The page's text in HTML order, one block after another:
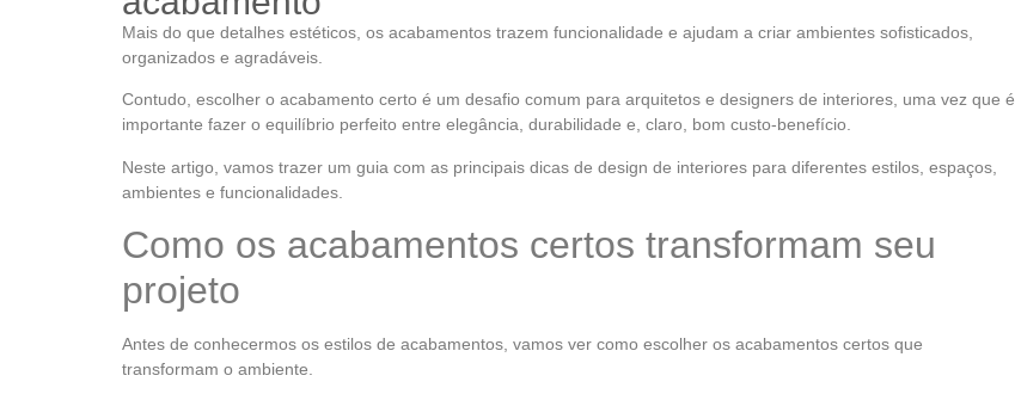
Mais do que detalhes estéticos, os acabamentos trazem funcionalidade e ajudam a criar ambientes sofisticados,
organizados e agradáveis.
Contudo, escolher o acabamento certo é um desafio comum para arquitetos e designers de interiores, uma vez que é
importante fazer o equilíbrio perfeito entre elegância, durabilidade e, claro, bom custo-benefício.
Neste artigo, vamos trazer um guia com as principais dicas de design de interiores para diferentes estilos, espaços,
ambientes e funcionalidades.
Como os acabamentos certos transformam seu
projeto
Antes de conhecermos os estilos de acabamentos, vamos ver como escolher os acabamentos certos que
transformam o ambiente.